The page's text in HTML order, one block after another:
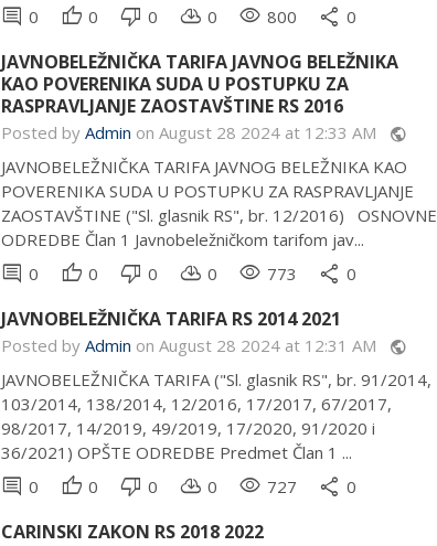
comment 0 thumb_up 0 thumb_down 0 cloud_download 0 remove_red_eye 800 share 0
JAVNOBELEŽNIČKA TARIFA JAVNOG BELEŽNIKA
KAO POVERENIKA SUDA U POSTUPKU ZA
RASPRAVLJANJE ZAOSTAVŠTINE RS 2016
Posted by Admin on August 28 2024 at 12:33 AM public
JAVNOBELEŽNIČKA TARIFA JAVNOG BELEŽNIKA KAO
POVERENIKA SUDA U POSTUPKU ZA RASPRAVLJANJE
ZAOSTAVŠTINE ("Sl. glasnik RS", br. 12/2016) OSNOVNE
ODREDBE Član 1 Javnobeležničkom tarifom jav...
comment 0 thumb_up 0 thumb_down 0 cloud_download 0 remove_red_eye 773 share 0
JAVNOBELEŽNIČKA TARIFA RS 2014 2021
Posted by Admin on August 28 2024 at 12:31 AM public
JAVNOBELEŽNIČKA TARIFA ("Sl. glasnik RS", br. 91/2014,
103/2014, 138/2014, 12/2016, 17/2017, 67/2017,
98/2017, 14/2019, 49/2019, 17/2020, 91/2020 i
36/2021) OPŠTE ODREDBE Predmet Član 1 ...
comment 0 thumb_up 0 thumb_down 0 cloud_download 0 remove_red_eye 727 share 0
CARINSKI ZAKON RS 2018 2022